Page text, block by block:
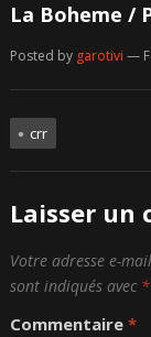
La Boheme /
Posted by garotivi —
crr
Laisser un
Votre adresse e-
sont indiqués avec *
Commentaire *